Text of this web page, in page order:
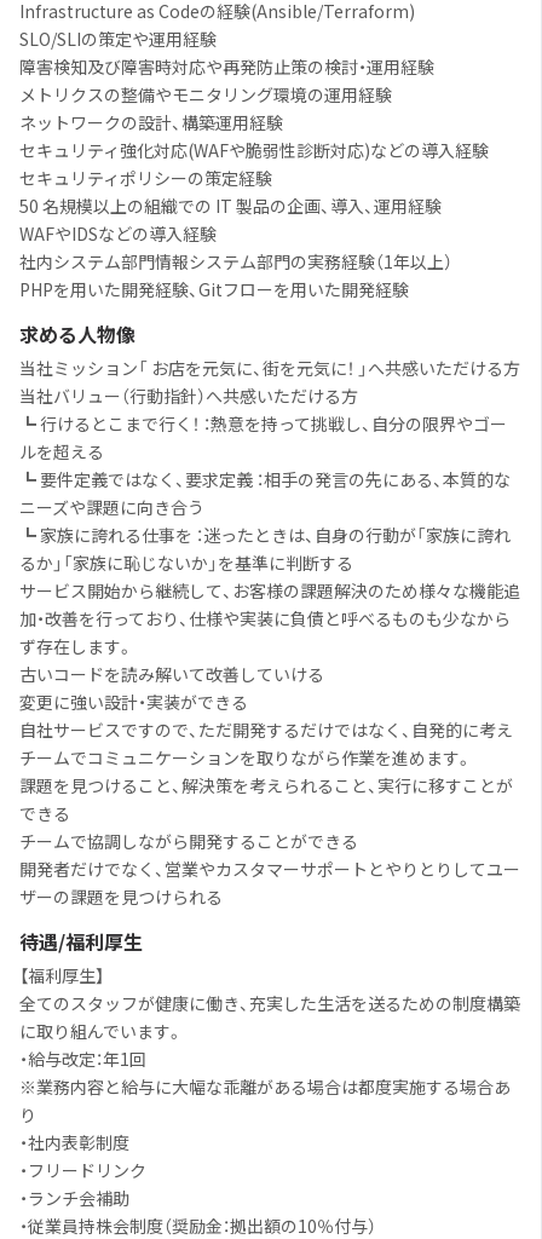
Infrastructure as Codeの経験(Ansible/Terraform)
SLO/SLIの策定や運用経験
障害検知及び障害時対応や再発防止策の検討・運用経験
メトリクスの整備やモニタリング環境の運用経験
ネットワークの設計、構築運用経験
セキュリティ強化対応(WAFや脆弱性診断対応)などの導入経験
セキュリティポリシーの策定経験
50 名規模以上の組織での IT 製品の企画、導入、運用経験
WAFやIDSなどの導入経験
社内システム部門情報システム部門の実務経験（1年以上）
PHPを用いた開発経験、Gitフローを用いた開発経験
求める人物像
当社ミッション「 お店を元気に、街を元気に！ 」へ共感いただける方
当社バリュー（行動指針）へ共感いただける方
┗ 行けるとこまで行く！ ：熱意を持って挑戦し、自分の限界やゴー
ルを超える
┗ 要件定義ではなく、要求定義 ：相手の発言の先にある、本質的な
ニーズや課題に向き合う
┗ 家族に誇れる仕事を ：迷ったときは、自身の行動が「家族に誇れ
るか」「家族に恥じないか」を基準に判断する
サービス開始から継続して、お客様の課題解決のため様々な機能追
加・改善を行っており、仕様や実装に負債と呼べるものも少なから
ず存在します。
古いコードを読み解いて改善していける
変更に強い設計・実装ができる
自社サービスですので、ただ開発するだけではなく、自発的に考え
チームでコミュニケーションを取りながら作業を進めます。
課題を見つけること、解決策を考えられること、実行に移すことが
できる
チームで協調しながら開発することができる
開発者だけでなく、営業やカスタマーサポートとやりとりしてユー
ザーの課題を見つけられる
待遇/福利厚生
【福利厚生】
全てのスタッフが健康に働き、充実した生活を送るための制度構築
に取り組んでいます。
・給与改定：年1回
※業務内容と給与に大幅な乖離がある場合は都度実施する場合あ
り
・社内表彰制度
・フリードリンク
・ランチ会補助
・従業員持株会制度（奨励金：拠出額の10％付与）